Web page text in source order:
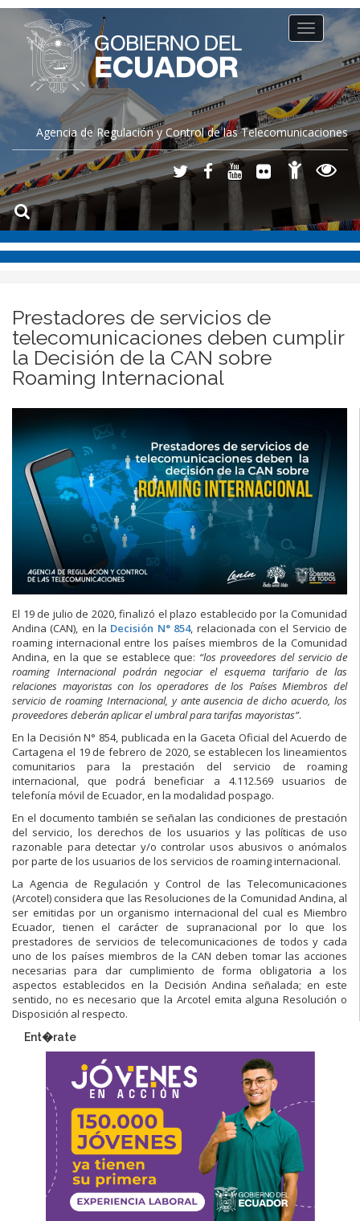
Agencia de Regulación y Control de las Telecomunicaciones
Toggle
navigation
Prestadores de servicios de
telecomunicaciones deben cumplir
la Decisión de la CAN sobre
Roaming Internacional
El 19 de julio de 2020, finalizó el plazo establecido por la Comunidad
Andina (CAN), en la Decisión N° 854, relacionada con el Servicio de
roaming internacional entre los países miembros de la Comunidad
Andina, en la que se establece que: “los proveedores del servicio de
roaming Internacional podrán negociar el esquema tarifario de las
relaciones mayoristas con los operadores de los Países Miembros del
servicio de roaming Internacional, y ante ausencia de dicho acuerdo, los
proveedores deberán aplicar el umbral para tarifas mayoristas”.
En la Decisión N° 854, publicada en la Gaceta Oficial del Acuerdo de
Cartagena el 19 de febrero de 2020, se establecen los lineamientos
comunitarios para la prestación del servicio de roaming
internacional, que podrá beneficiar a 4.112.569 usuarios de
telefonía móvil de Ecuador, en la modalidad pospago.
En el documento también se señalan las condiciones de prestación
del servicio, los derechos de los usuarios y las políticas de uso
razonable para detectar y/o controlar usos abusivos o anómalos
por parte de los usuarios de los servicios de roaming internacional.
La Agencia de Regulación y Control de las Telecomunicaciones
(Arcotel) considera que las Resoluciones de la Comunidad Andina, al
ser emitidas por un organismo internacional del cual es Miembro
Ecuador, tienen el carácter de supranacional por lo que los
prestadores de servicios de telecomunicaciones de todos y cada
uno de los países miembros de la CAN deben tomar las acciones
necesarias para dar cumplimiento de forma obligatoria a los
aspectos establecidos en la Decisión Andina señalada; en este
sentido, no es necesario que la Arcotel emita alguna Resolución o
Disposición al respecto.
Ent�rate